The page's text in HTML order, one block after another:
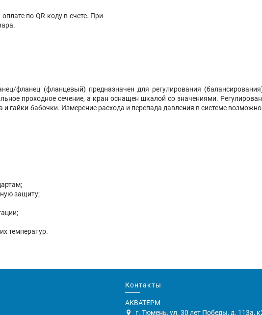
по QR-коду в счете. При
фланец (фланцевый) предназначен для регулирования
проходное сечение, а кран оснащен шкалой со значениями.
гайки-бабочки. Измерение расхода и перепада давления в системе
защиту;
температур.
Контакты
АКВАТЕРМ
г. Тюмень, ул. 30 лет Победы, д. 113а,